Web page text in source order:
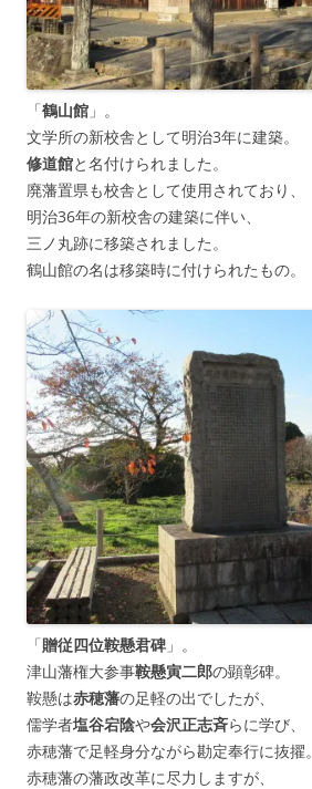
「鶴山館 」。
文学所の新校舎として明治3年に建築。
修道館と名付けられました。
廃藩置県も校舎として使用されており、
明治36年の新校舎の建築に伴い、
三ノ丸跡に移築されました。
鶴山館の名は移築時に付けられたもの。
「贈従四位鞍懸君碑 」。
津山藩権大参事鞍懸寅二郎の顕彰碑。
鞍懸は赤穂藩の足軽の出でしたが、
儒学者塩谷宕陰や会沢正志斉らに学び、
赤穂藩で足軽身分ながら勘定奉行に抜擢。
赤穂藩の藩政改革に尽力しますが、